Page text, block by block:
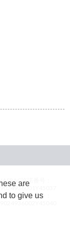
JASRAC許諾番号：
9024936001Y45037
JASRAC許諾番号：
are
to give us